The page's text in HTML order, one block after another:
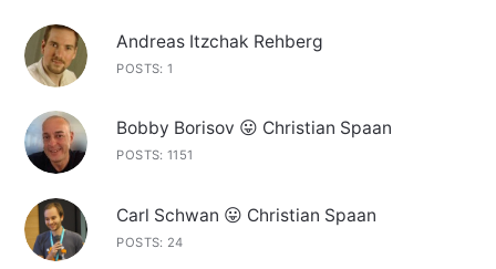
Andreas Itzchak Rehberg
POSTS: 1
Bobby Borisov 😛 Christian Spaan
POSTS: 1151
Carl Schwan 😛 Christian Spaan
POSTS: 24